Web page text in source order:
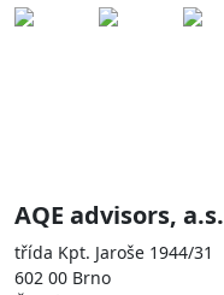
AQE advisors, a.s.
třída Kpt. Jaroše 1944/31
602 00 Brno